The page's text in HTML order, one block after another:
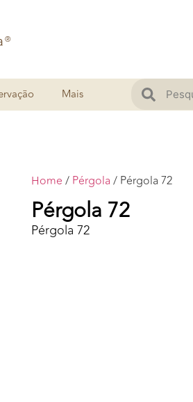
®
Mais
Home / Pérgola / Pérgola 72
Pérgola 72
Pérgola 72